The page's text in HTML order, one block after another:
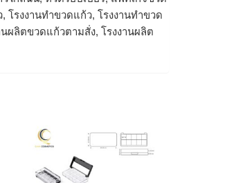
โรงงานทำขวดแก้ว, โรงงานทําขวด
ผลิตขวดแก้วตามสั่ง, โรงงานผลิต